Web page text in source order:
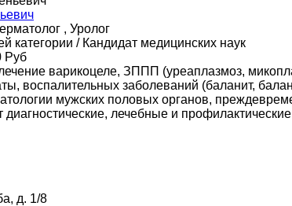
, Уролог
категории / Кандидат медицинских наук
Руб
варикоцеле, ЗППП (уреаплазмоз,
воспалительных заболеваний (баланит,
мужских половых органов,
диагностические, лечебные и
д. 1/8